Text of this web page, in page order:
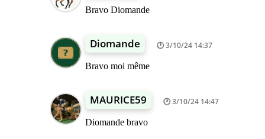
Bravo Diomande
Diomande 3/10/24 14:37
Bravo moi même
MAURICE59 3/10/24 14:47
Diomande bravo